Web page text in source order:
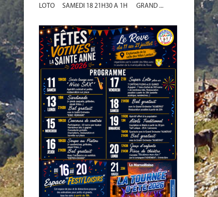
LOTO SAMEDI 18 21H30 A 1H GRAND ...